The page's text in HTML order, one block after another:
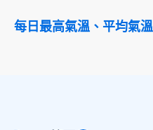
每日最高氣溫、平均氣